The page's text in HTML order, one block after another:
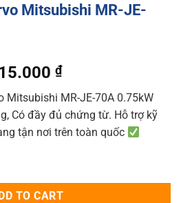
Mitsubishi MR-JE-
₫.
₫Current
price
is:
7.315.000 ₫.
Mitsubishi MR-JE-70A 0.75kW
Có đầy đủ chứng từ. Hỗ trợ kỹ
tận nơi trên toàn quốc
MR-JE-70A 0.75kW quantity
TO CART